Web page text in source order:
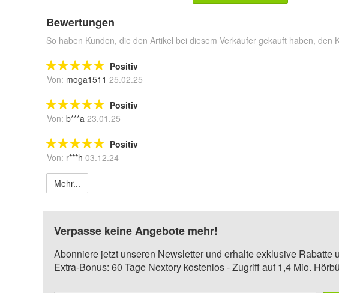
Bewertungen
So haben Kunden, die den Artikel bei diesem Verkäufer gekauft haben, den
Positiv
Von: moga1511 25.02.25
Positiv
Von: b***a 23.01.25
Positiv
Von: r***h 03.12.24
Mehr...
Verpasse keine Angebote mehr!
Abonniere jetzt unseren Newsletter und erhalte exklusive Rabatte
Extra-Bonus: 60 Tage Nextory kostenlos - Zugriff auf 1,4 Mio.